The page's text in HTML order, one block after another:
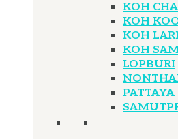
KOH
KOH
KOH
KOH
LOPBURI
PATTAYA